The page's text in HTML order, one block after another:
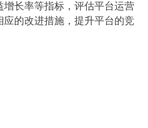
增长率等指标，评估平台运营
的改进措施，提升平台的竞